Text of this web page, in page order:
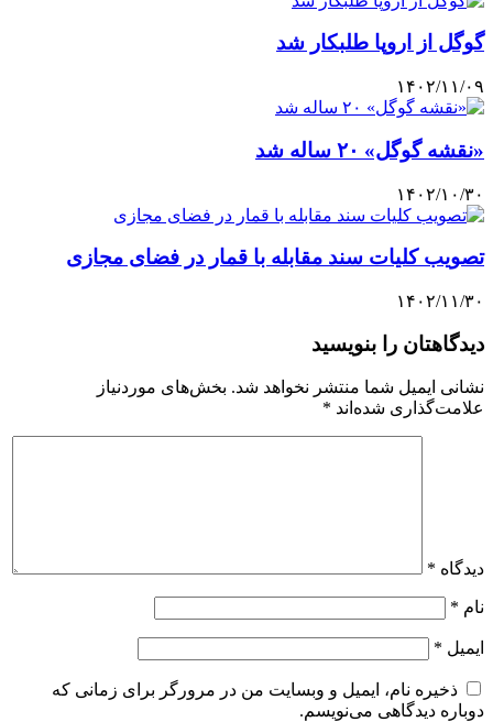
گوگل از اروپا طلبکار شد
۱۴۰۲/۱۱/۰۹
«نقشه گوگل» ۲۰ ساله شد
۱۴۰۲/۱۰/۳۰
تصویب کلیات سند مقابله با قمار در فضای مجازی
۱۴۰۲/۱۱/۳۰
دیدگاهتان را بنویسید
نشانی ایمیل شما منتشر نخواهد شد. بخش‌های موردنیاز
علامت‌گذاری شده‌اند *
دیدگاه *
نام *
ایمیل *
ذخیره نام، ایمیل و وبسایت من در مرورگر برای زمانی که
دوباره دیدگاهی می‌نویسم.